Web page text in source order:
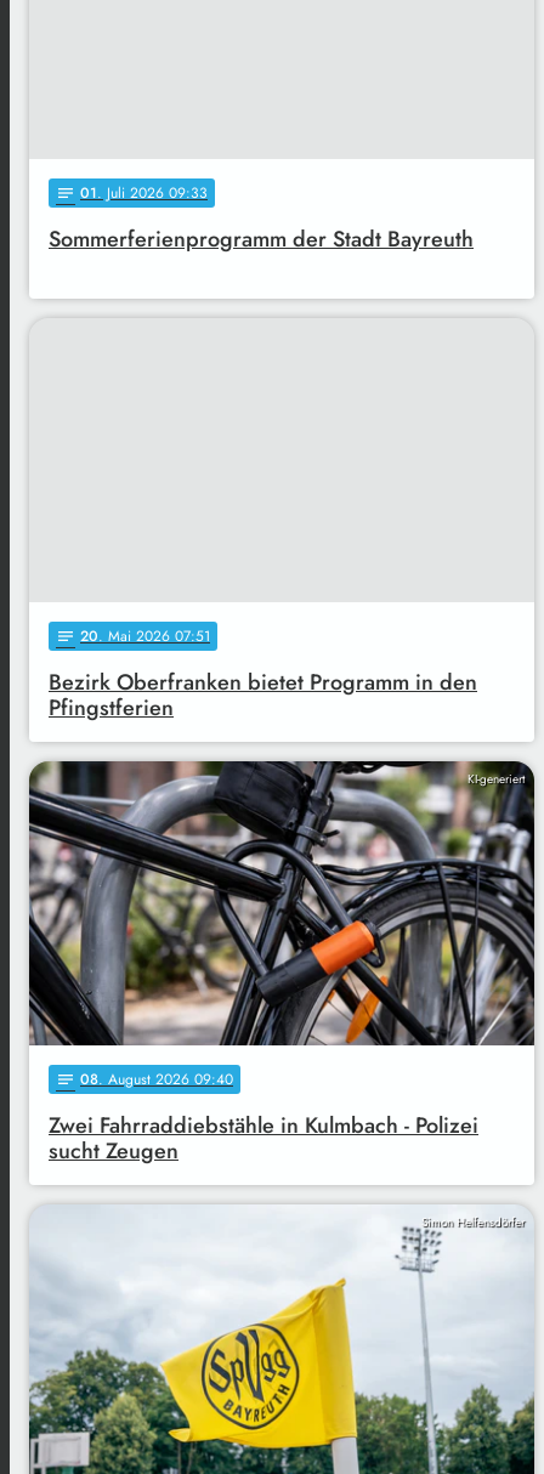
notes 01. Juli 2026 09:33
Sommerferienprogramm der Stadt Bayreuth
notes 20. Mai 2026 07:51
Bezirk Oberfranken bietet Programm in den
Pfingstferien
KI-generiert
notes 08. August 2026 09:40
Zwei Fahrraddiebstähle in Kulmbach - Polizei
sucht Zeugen
Simon Helfensdörfer